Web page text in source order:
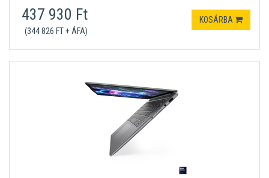
437 930 Ft
(344 826 FT + ÁFA)
KOSÁRBA